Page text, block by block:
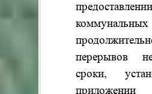
предоставлении
перерывов
сроки,